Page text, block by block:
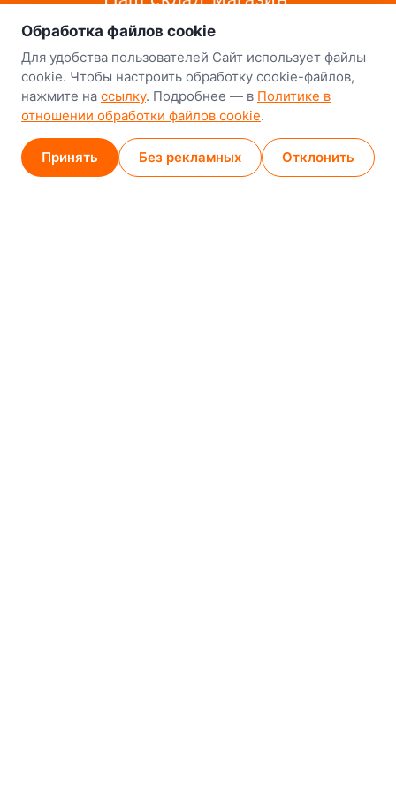
Минск
8-й Путепроводный переулок, 5
GPS53.924752, 27.489820
Обработка файлов cookie
Для удобства пользователей Сайт использует файлы
cookie. Чтобы настроить обработку cookie-файлов,
нажмите на ссылку. Подробнее — в Политике в
отношении обработки файлов cookie.
Принять Без рекламных Отклонить